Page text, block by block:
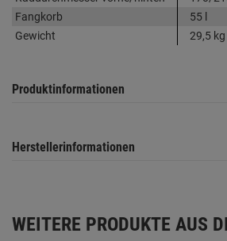
Fangkorb
55 l
Gewicht
29,5 kg
Produktinformationen
Herstellerinformationen
WEITERE PRODUKTE AUS